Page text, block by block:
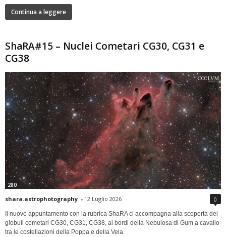
Continua a leggere
ShaRA#15 – Nuclei Cometari CG30, CG31 e
CG38
280
shara.astrophotography - 12 Luglio 2026 0
Il nuovo appuntamento con la rubrica ShaRA ci accompagna alla scoperta dei
globuli cometari CG30, CG31, CG38, ai bordi della Nebulosa di Gum a cavallo
tra le costellazioni della Poppa e della Vela